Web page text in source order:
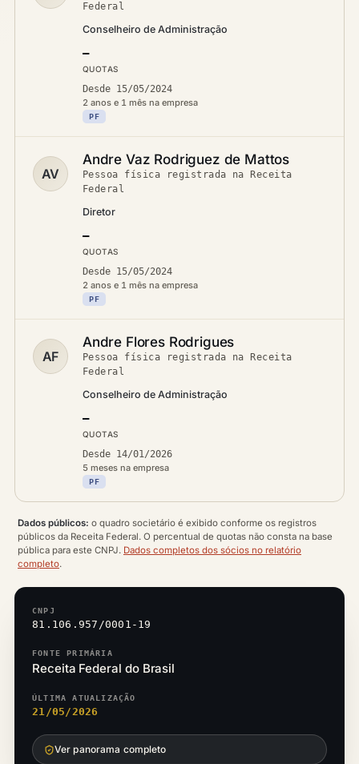
Federal
Conselheiro de Administração
—
QUOTAS
Desde 15/05/2024
2 anos e 1 mês na empresa
PF
AV
Andre Vaz Rodriguez de Mattos
Pessoa física registrada na Receita
Federal
Diretor
—
QUOTAS
Desde 15/05/2024
2 anos e 1 mês na empresa
PF
AF
Andre Flores Rodrigues
Pessoa física registrada na Receita
Federal
Conselheiro de Administração
—
QUOTAS
Desde 14/01/2026
5 meses na empresa
PF
Dados públicos: o quadro societário é exibido conforme os registros
públicos da Receita Federal. O percentual de quotas não consta na base
pública para este CNPJ. Dados completos dos sócios no relatório
completo.
CNPJ
81.106.957/0001-19
FONTE PRIMÁRIA
Receita Federal do Brasil
ÚLTIMA ATUALIZAÇÃO
21/05/2026
Ver panorama completo